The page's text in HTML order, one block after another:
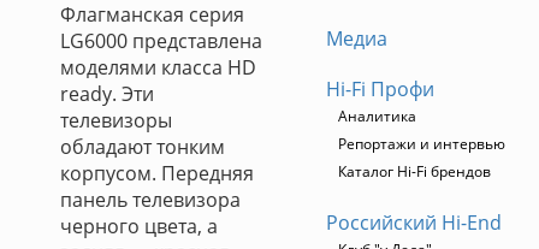
Флагманская серия
LG6000 представлена
моделями класса HD
ready. Эти
телевизоры
обладают тонким
корпусом. Передняя
панель телевизора
черного цвета, а
Медиа
Hi-Fi Профи
Аналитика
Репортажи и интервью
Каталог Hi-Fi брендов
Российский Hi-End